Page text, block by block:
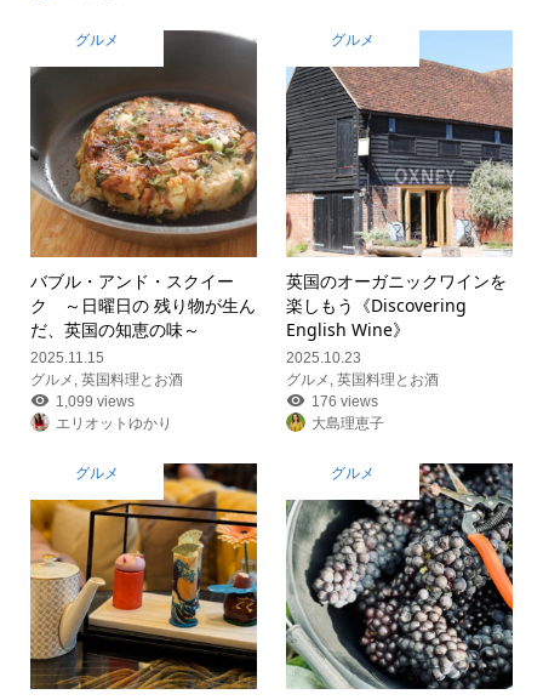
グルメ
バブル・アンド・スクイー
ク ～日曜日の 残り物が生ん
だ、英国の知恵の味～
2025.11.15
グルメ 英国料理とお酒
1,099 views
エリオットゆかり
グルメ
英国のオーガニックワインを
楽しもう《Discovering
English Wine》
2025.10.23
グルメ ,英国料理とお酒
176 views
大島理恵子
グルメ グルメ